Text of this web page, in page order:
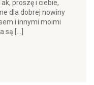
proszę i ciebie,
dla dobrej nowiny
i innymi moimi
są […]